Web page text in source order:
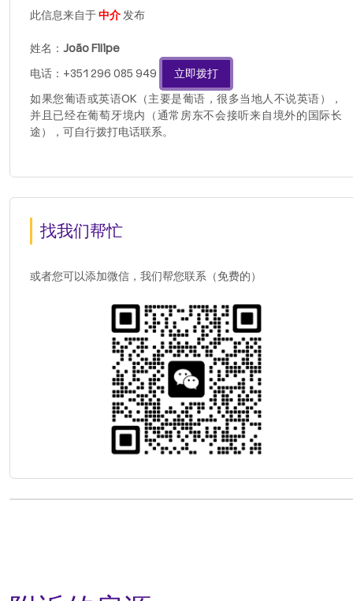
此信息来自于中介发布
姓名： João Filipe
电话：+351 296 085 949
立即拨打
如果您葡语或英语OK（主要是葡语，很多当地人不说英语），
并且已经在葡萄牙境内（通常房东不会接听来自境外的国际长
途），可自行拨打电话联系。
找我们帮忙
或者您可以添加微信，我们帮您联系（免费的）